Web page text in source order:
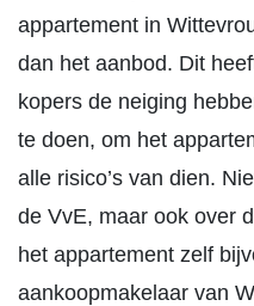
appartement in
dan het aanbod. Dit
kopers de neiging
te doen, om het
alle risico’s van dien.
de VvE, maar ook over
het appartement zelf
aankoopmakelaar van